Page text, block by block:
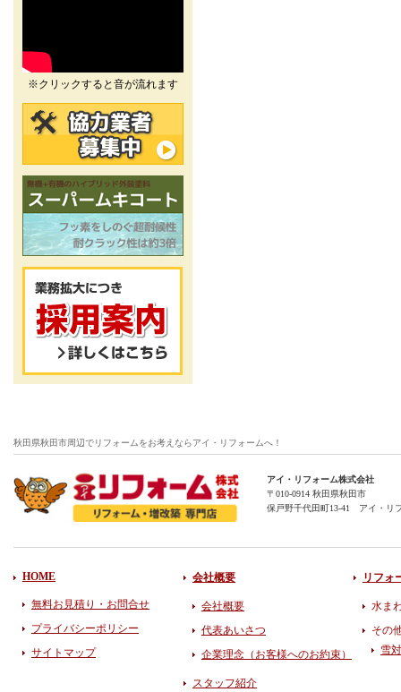
※クリックすると音が流れます
秋田県秋田市周辺でリフォームをお考えならアイ・リフォームへ！
アイ・リフォーム株式会社
〒010-0914 秋田県秋田市
保戸野千代田町13-41 アイ・リ
HOME
無料お見積り・お問合せ
プライバシーポリシー
サイトマップ
会社概要
会社概要
代表あいさつ
企業理念（お客様へのお約束）
スタッフ紹介
リフォ
水ま
その
雪